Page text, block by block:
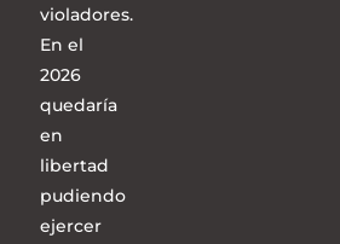
violadores.
En el
2026
quedaría
en
libertad
pudiendo
ejercer